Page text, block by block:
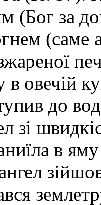
(Бог за
(саме
овечій
до
зі
в